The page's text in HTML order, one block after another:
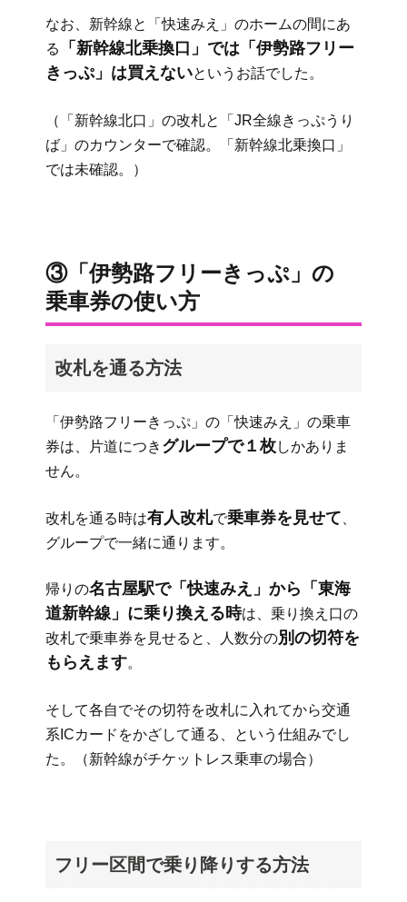
なお、新幹線と「快速みえ」のホームの間にあ
る
「新幹線北乗換口」では「伊勢路フリー
きっぷ」は買えないというお話でした。
（「新幹線北口」の改札と「JR全線きっぷうり
ば」のカウンターで確認。「新幹線北乗換口」
では未確認。）
③「伊勢路フリーきっぷ」の
乗車券の使い方
改札を通る方法
「伊勢路フリーきっぷ」の「快速みえ」の乗車
券は、片道につき グループで１枚しかありま
せん。
改札を通る時は有人改札で乗車券を見せて
グループで一緒に通ります。
帰りの名古屋駅で「快速みえ」から「東海
道新幹線」に乗り換える時は、乗り換え口の
改札で乗車券を見せると、人数分の別の切符を
もらえます。
そして各自でその切符を改札に入れてから交通
系ICカードをかざして通る、という仕組みでし
た。（新幹線がチケットレス乗車の場合）
フリー区間で乗り降りする方法